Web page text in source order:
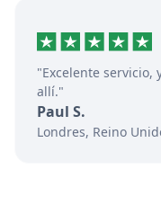
"Excelente servicio,
allí."
Paul S.
Londres, Reino